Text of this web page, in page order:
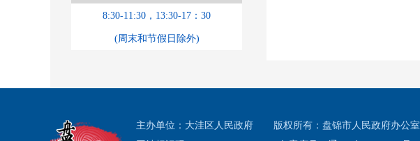
8:30-11:30，13:30-17：30
(周末和节假日除外)
主办单位：大洼区人民政府 版权所有：盘锦市人民政府办公室